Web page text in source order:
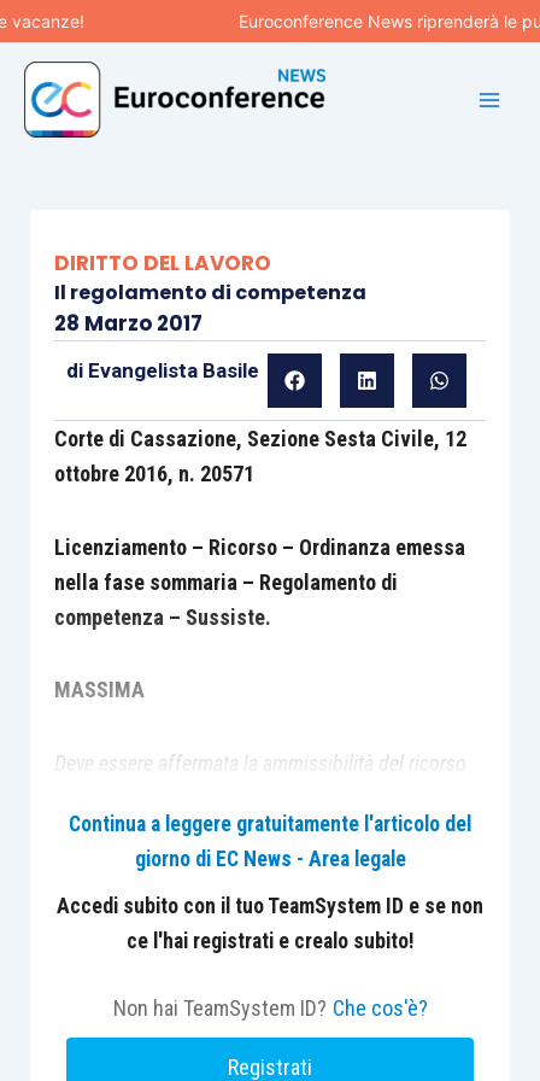
Vai
al
contenuto
Euroconference News riprenderà le
DIRITTO DEL LAVORO
Il regolamento di competenza
28 Marzo 2017
di Evangelista Basile
Corte di Cassazione, Sezione Sesta Civile, 12
ottobre 2016, n. 20571
Licenziamento – Ricorso – Ordinanza emessa
nella fase sommaria – Regolamento di
competenza – Sussiste.
MASSIMA
Deve essere affermata la ammissibilità del ricorso
emessa nella fase sommaria del rito Fornero
dovendosi osservare che essa è dotata di stabilità e,
pertanto, non sussistendo le ragioni che inducono a
negare l’ammissibilità del regolamento di
cautelari, laddove invece un provvedimento
declinatorio della competenza in sede cautelare, in
Continua a leggere gratuitamente l'articolo del
giorno di EC News - Area legale
Accedi subito con il tuo TeamSystem ID e se non
ce l'hai registrati e crealo subito!
Non hai TeamSystem ID? Che cos'è?
Registrati